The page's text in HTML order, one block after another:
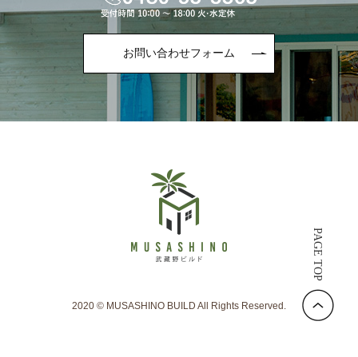
お問い合わせフォーム
PAGE TOP
2020 © MUSASHINO BUILD All Rights Reserved.